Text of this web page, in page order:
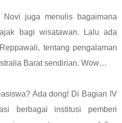
juga menulis bagaimana
bagi wisatawan. Lalu ada
tentang pengalaman
Barat sendirian. Wow…
Ada dong! Di Bagian IV
berbagai institusi pemberi